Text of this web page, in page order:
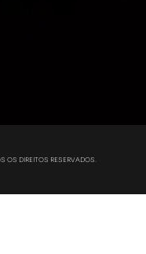
OS DIREITOS RESERVADOS.